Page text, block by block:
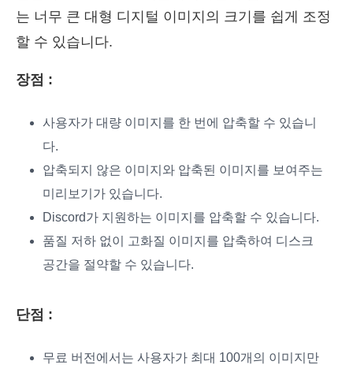
는 너무 큰 대형 디지털 이미지의 크기를 쉽게 조정
할 수 있습니다.
장점 :
사용자가 대량 이미지를 한 번에 압축할 수 있습니
다.
압축되지 않은 이미지와 압축된 이미지를 보여주는
미리보기가 있습니다.
Discord가 지원하는 이미지를 압축할 수 있습니다.
품질 저하 없이 고화질 이미지를 압축하여 디스크
공간을 절약할 수 있습니다.
단점 :
무료 버전에서는 사용자가 최대 100개의 이미지만